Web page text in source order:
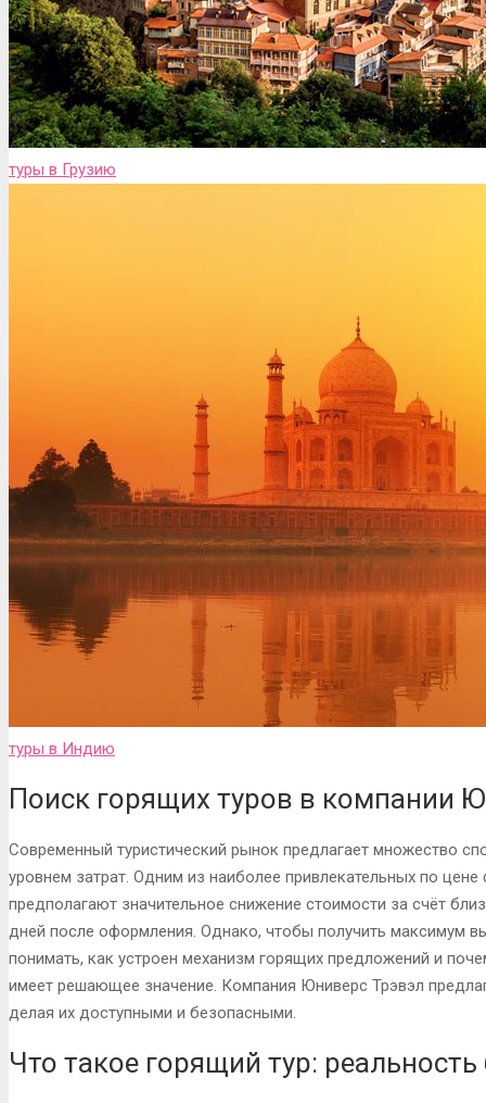
туры в Грузию
туры в Индию
Поиск горящих туров в компании
Современный туристический рынок предлагает множество
уровнем затрат. Одним из наиболее привлекательных по
предполагают значительное снижение стоимости за счёт
дней после оформления. Однако, чтобы получить максимум
понимать, как устроен механизм горящих предложений и
имеет решающее значение. Компания Юниверс Трэвэл
делая их доступными и безопасными.
Что такое горящий тур: